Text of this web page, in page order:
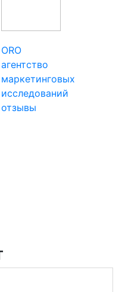
ORO
агентство
маркетинговых
исследований
отзывы